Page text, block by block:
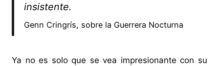
insistente.
Genn Cringrís, sobre la Guerrera Nocturna
Ya no es solo que se vea impresionante con su